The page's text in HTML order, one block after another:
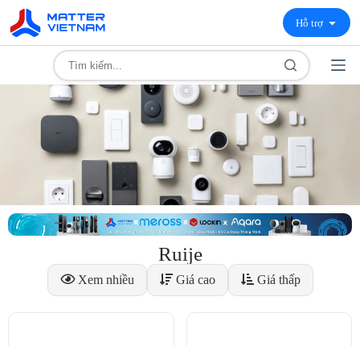
Hỗ trợ
Ruije
Xem nhiều Giá cao Giá thấp